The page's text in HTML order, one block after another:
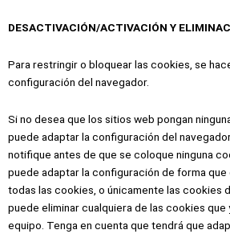
DESACTIVACIÓN/ACTIVACIÓN Y
Para restringir o bloquear las cookies, se
configuración del navegador.
Si no desea que los sitios web pongan
puede adaptar la configuración del
notifique antes de que se coloque ninguna
puede adaptar la configuración de forma
todas las cookies, o únicamente las cookies
puede eliminar cualquiera de las cookies que
equipo. Tenga en cuenta que tendrá que